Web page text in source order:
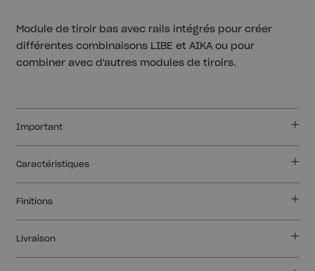
Module de tiroir bas avec rails intégrés pour créer
différentes combinaisons LIBE et AIKA ou pour
combiner avec d'autres modules de tiroirs.
Important
Caractéristiques
Finitions
Livraison